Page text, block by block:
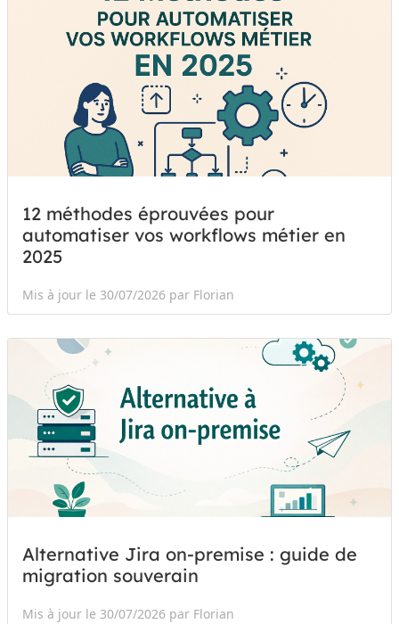
12 méthodes éprouvées pour
automatiser vos workflows métier en
2025
Mis à jour le 30/07/2026 par Florian
Alternative Jira on-premise : guide de
migration souverain
Mis à jour le 30/07/2026 par Florian